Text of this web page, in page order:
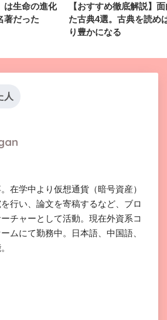
は生命の進化
著だった
【おすすめ徹底解説】
た古典4選。古典を読め
り豊かになる
人
在学中より仮想通貨（暗号資産）
行い、論文を寄稿するなど、ブロ
チャーとして活動。現在外資系コ
ムにて勤務中。日本語、中国語、